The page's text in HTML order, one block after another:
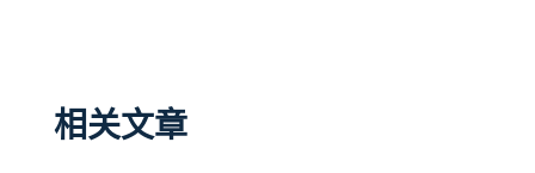
相关文章